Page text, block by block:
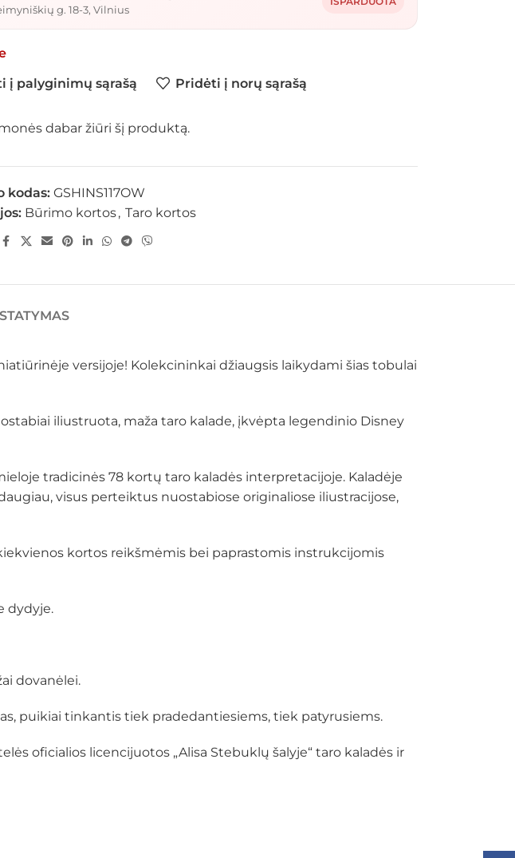
g. 18-3, Vilnius
į palyginimų sąrašą
Pridėti į norų sąrašą
dabar žiūri šį produktą.
kodas: GSHINS117OW
Būrimo kortos, Taro kortos
versijoje! Kolekcininkai džiaugsis laikydami šias tobulai
iliustruota, maža taro kalade, įkvėpta legendinio Disney
tradicinės 78 kortų taro kaladės interpretacijoje. Kaladėje
visus perteiktus nuostabiose originaliose iliustracijose,
kortos reikšmėmis bei paprastomis instrukcijomis
dydyje.
dovanėlei.
puikiai tinkantis tiek pradedantiesiems, tiek patyrusiems.
oficialios licencijuotos „Alisa Stebuklų šalyje“ taro kaladės ir